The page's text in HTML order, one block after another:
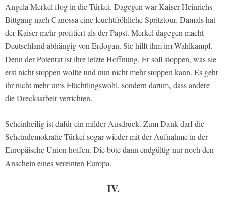
Angela Merkel flog in die Türkei. Dagegen war Kaiser Heinrichs
Bittgang nach Canossa eine feuchtfröhliche Spritztour. Damals hat
der Kaiser mehr profitiert als der Papst. Merkel dagegen macht
Deutschland abhängig von Erdogan. Sie hilft ihm im Wahlkampf.
Denn der Potentat ist ihre letzte Hoffnung. Er soll stoppen, was sie
erst nicht stoppen wollte und nun nicht mehr stoppen kann. Es geht
ihr nicht mehr ums Flüchtlingswohl, sondern darum, dass andere
die Drecksarbeit verrichten.
Scheinheilig ist dafür ein milder Ausdruck. Zum Dank darf die
Scheindemokratie Türkei sogar wieder mit der Aufnahme in der
Europäische Union hoffen. Die böte dann endgültig nur noch den
Anschein eines vereinten Europa.
IV.